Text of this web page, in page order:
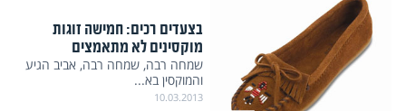
בצעדים רכים: חמישה זוגות
מוקסינים לא מתאמצים
שמחה רבה, שמחה רבה, אביב הגיע
והמוקסין בא...
10.03.2013